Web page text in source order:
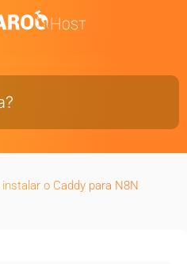
o Caddy para N8N